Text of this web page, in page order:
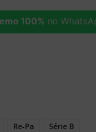
100% no
Re-Pa Série B